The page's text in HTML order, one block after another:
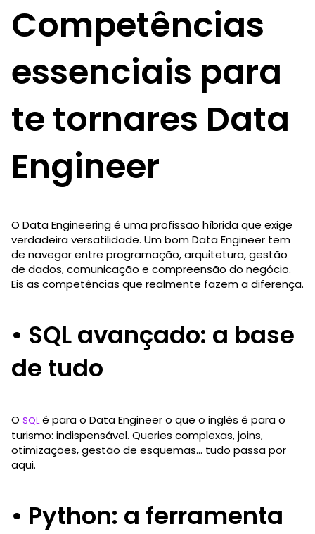
Competências
essenciais para
te tornares Data
Engineer
O Data Engineering é uma profissão híbrida que exige
verdadeira versatilidade. Um bom Data Engineer tem
de navegar entre programação, arquitetura, gestão
de dados, comunicação e compreensão do negócio.
Eis as competências que realmente fazem a diferença.
• SQL avançado: a base
de tudo
O SQLé para o Data Engineer o que o inglês é para o
turismo: indispensável. Queries complexas, joins,
otimizações, gestão de esquemas… tudo passa por
aqui.
• Python: a ferramenta